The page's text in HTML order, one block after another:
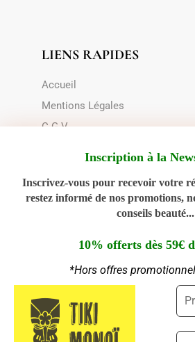
Gérer le consentement
cookies
Inscription à la
Inscrivez-vous pour recevoir votre
restez informé de nos promotions,
conseils beauté...
10% offerts dès 59€
*Hors offres
LIENS RAPIDES
Accueil
Mentions Légales
C.G.V
Choix du contenant
Politique de cookies (UE)
NOUS CONTACTER
02 28 00 94 89
Ouvert du Lundi au Jeudi : 9h -
18h00